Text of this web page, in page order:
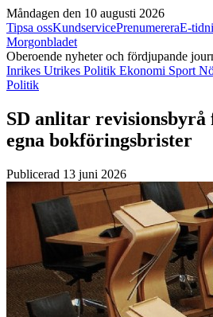
Måndagen den 10 augusti 2026
Tipsa ossKundservicePrenumereraE-
Morgonbladet
Oberoende nyheter och fördjupande
Inrikes Utrikes Politik Ekonomi Sport
Politik
SD anlitar revisionsbyrå
egna bokföringsbrister
Publicerad 13 juni 2026